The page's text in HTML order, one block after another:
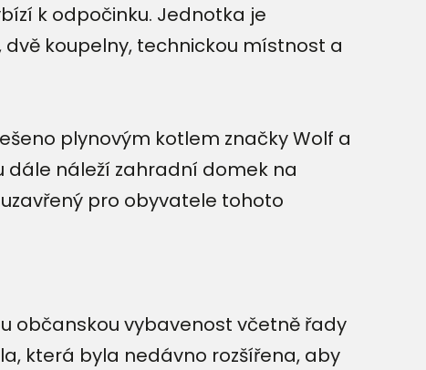
k odpočinku. Jednotka je
koupelny, technickou místnost a
plynovým kotlem značky Wolf a
dále náleží zahradní domek na
pro obyvatele tohoto
občanskou vybavenost včetně řady
která byla nedávno rozšířena, aby